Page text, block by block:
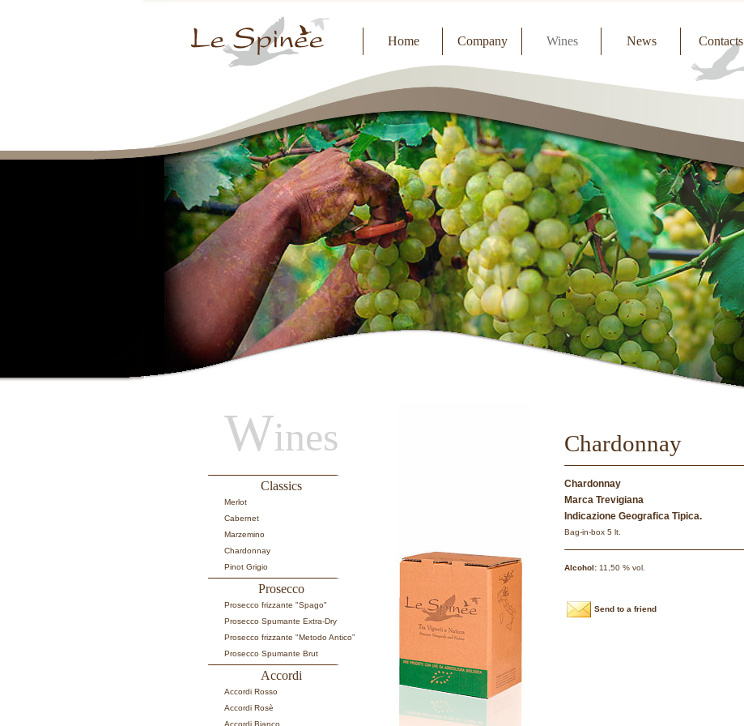
Home Company Wines News Contacts
Wines
Classics
Merlot
Cabernet
Marzemino
Chardonnay
Pinot Grigio
Prosecco
Prosecco frizzante "Spago"
Prosecco Spumante Extra-Dry
Prosecco frizzante "Metodo Antico”
Prosecco Spumante Brut
Accordi
Accordi Rosso
Accordi Rosè
Accordi Bianco
Chardonnay
Chardonnay
Marca Trevigiana
Indicazione Geografica Tipica.
Bag-in-box 5 lt.
Alcohol: 11,50 % vol.
Send to a friend